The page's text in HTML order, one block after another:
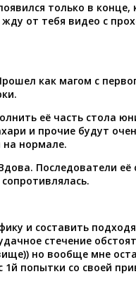
только в
от тебя видео с
как магом с
её часть стола
и прочие будут
на нормале.
Последователи
и составить
стечение
но вообще мне
1й попытки со своей